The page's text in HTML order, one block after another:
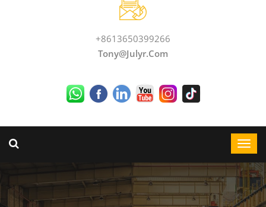
+8613650399266
Tony@julyr.com